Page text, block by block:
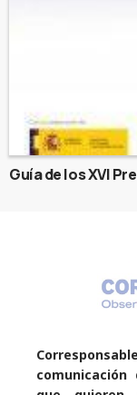
Guía de los XVI